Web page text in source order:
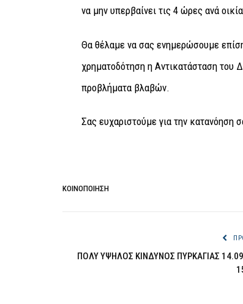
να μην υπερβαίνει τις 4 ώρες ανά
Θα θέλαμε να σας ενημερώσουμε
χρηματοδότηση η Αντικατάσταση του
προβλήματα βλαβών.
Σας ευχαριστούμε για την κατανόηση
ΚΟΙΝΟΠΟΊΗΣΗ
ΠΟΛΥ ΥΨΗΛΟΣ ΚΙΝΔΥΝΟΣ ΠΥΡΚΑΓΙΑΣ